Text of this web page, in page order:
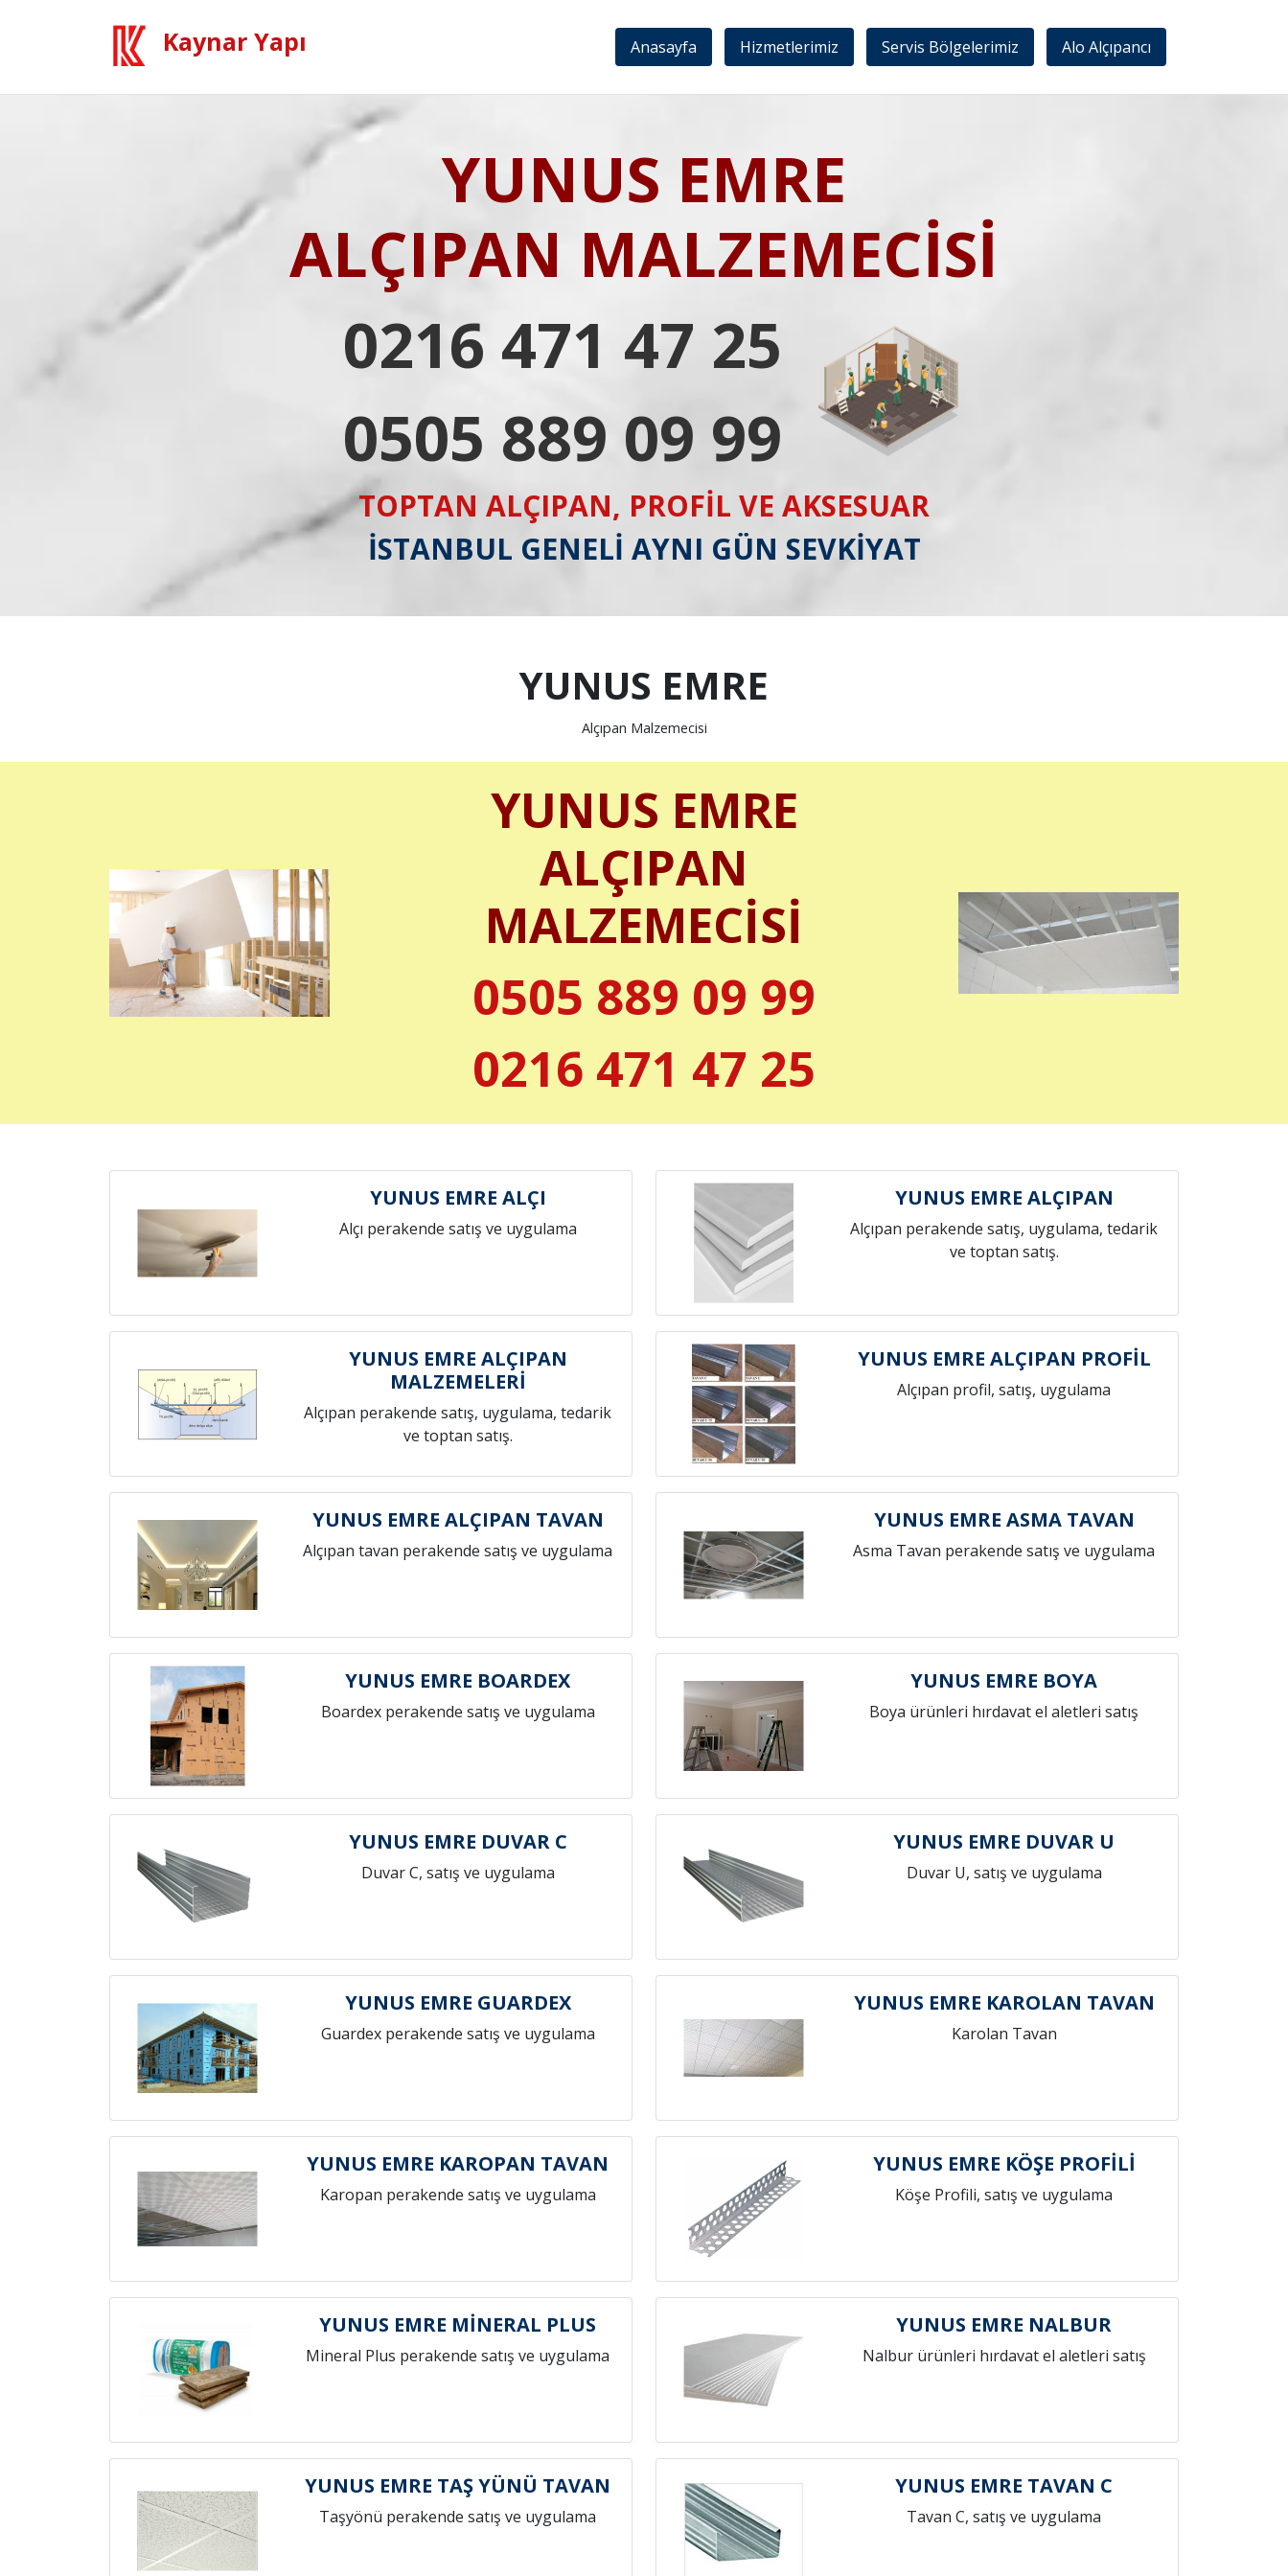
Kaynar Yapı Anasayfa Hizmetlerimiz Servis Bölgelerimiz Alo Alçıpancı
YUNUS EMRE
ALÇIPAN MALZEMECİSİ
0216 471 47 25
0505 889 09 99
TOPTAN ALÇIPAN, PROFİL VE AKSESUAR
İSTANBUL GENELİ AYNI GÜN SEVKİYAT
YUNUS EMRE
Alçıpan Malzemecisi
YUNUS EMRE
ALÇIPAN
MALZEMECİSİ
0505 889 09 99
0216 471 47 25
YUNUS EMRE ALÇI
Alçı perakende satış ve uygulama
YUNUS EMRE ALÇIPAN
Alçıpan perakende satış, uygulama, tedarik
ve toptan satış.
YUNUS EMRE ALÇIPAN
MALZEMELERİ
Alçıpan perakende satış, uygulama, tedarik
ve toptan satış.
YUNUS EMRE ALÇIPAN PROFİL
Alçıpan profil, satış, uygulama
YUNUS EMRE ALÇIPAN TAVAN
Alçıpan tavan perakende satış ve uygulama
YUNUS EMRE ASMA TAVAN
Asma Tavan perakende satış ve uygulama
YUNUS EMRE BOARDEX
Boardex perakende satış ve uygulama
YUNUS EMRE BOYA
Boya ürünleri hırdavat el aletleri satış
YUNUS EMRE DUVAR C
Duvar C, satış ve uygulama
YUNUS EMRE DUVAR U
Duvar U, satış ve uygulama
YUNUS EMRE GUARDEX
Guardex perakende satış ve uygulama
YUNUS EMRE KAROLAN TAVAN
Karolan Tavan
YUNUS EMRE KAROPAN TAVAN
Karopan perakende satış ve uygulama
YUNUS EMRE KÖŞE PROFİLİ
Köşe Profili, satış ve uygulama
YUNUS EMRE MİNERAL PLUS
Mineral Plus perakende satış ve uygulama
YUNUS EMRE NALBUR
Nalbur ürünleri hırdavat el aletleri satış
YUNUS EMRE TAŞ YÜNÜ TAVAN
Taşyönü perakende satış ve uygulama
YUNUS EMRE TAVAN C
Tavan C, satış ve uygulama